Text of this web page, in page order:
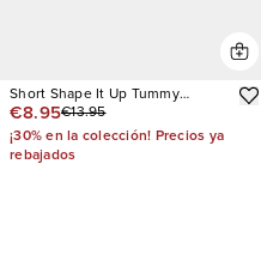
Short Shape It Up Tummy
Control Shapewear
€8.95€13.95
¡30% en la colección! Precios ya
rebajados